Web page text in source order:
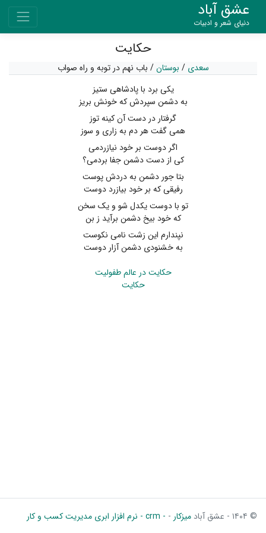
عشق آباد
دنیای شعر و ادبیات
حکایت
سعدی / بوستان / باب نهم در توبه و راه صواب
یکی برد با پادشاهی ستیز
به دشمن سپردش که خونش بریز
گرفتار در دست آن کینه توز
همی گفت هر دم به زاری و سوز
اگر دوست بر خود نیازردمی
کی از دست دشمن جفا بردمی؟
بتا جور دشمن به دردش پوست
رفیقی که بر خود بیازرد دوست
تو با دوست یکدل شو و یک سخن
که خود بیخ دشمن برآید ز بن
نپندارم این زشت نامی نکوست
به خشنودی دشمن آزار دوست
حکایت در عالم طفولیت
حکایت
© ۱۴۰۴ - عشق آباد میزکار - - crm - نرم افزار ابری مدیریت کسب و کار